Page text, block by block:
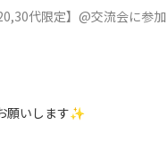
代限定】@交流会に参加
願いします✨